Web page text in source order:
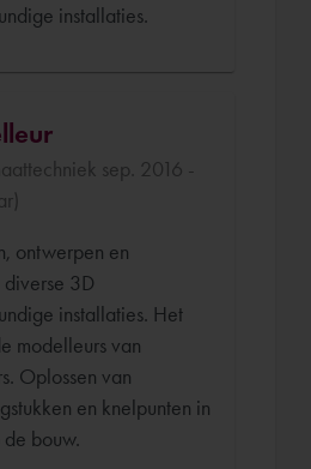
installaties.
sep. 2016 -
ontwerpen en
3D
installaties. Het
modelleurs van
Oplossen van
en knelpunten in
bouw.